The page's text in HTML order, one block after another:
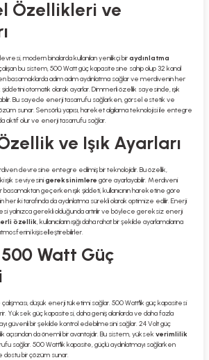
Özellikleri ve
modern binalarda kullanılan yenilikçi biraydınlatma
bu sistem, 500 Watt güç kapasitesine sahip olup 32 kanal
basamaklarda adım adım aydınlatma sağlar ve merdivenin her
şiddetini otomatik olarak ayarlar. Dimmerli özellik sayesinde, ışık
Bu sayede enerji tasarrufu sağlarken, görsel estetik ve
sunar. Sensörlü yapısı, hareket algılama teknolojisi ile entegre
aktif olur ve enerji tasarrufu sağlar.
ve Işık Ayarları
devresine entegre edilmiş bir teknolojidir. Bu özellik,
ışık seviyesinigereksinimlere göre ayarlayabilir. Merdiveni
geçerken ışık şiddeti, kullanıcının hareketine göre
iki tarafında da aydınlatma sürekli olarak optimize edilir. Enerji
yalnızca gerekli olduğunda artırılır ve böylece gereksiz enerji
özellik, kullanıcıların ışığı daha rahat bir şekilde ayarlamalarına
kişiselleştirebilirler.
Watt Güç
düşük enerji tüketimi sağlar. 500 Watt'lık güç kapasitesi
Yüksek güç kapasitesi, daha geniş alanlarda ve daha fazla
güvenli bir şekilde kontrol edebilmesini sağlar. 24 Volt güç
açısından da önemli bir avantajdır. Bu sistem, yüksek verimlilik
sağlar. 500 Watt'lık kapasite, güçlü aydınlatmayı sağlarken
bir çözüm sunar.